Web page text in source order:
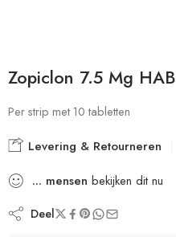
Zopiclon 7.5 Mg HAB
Per strip met 10 tabletten
Levering & Retourneren
... mensen bekijken dit nu
Deel